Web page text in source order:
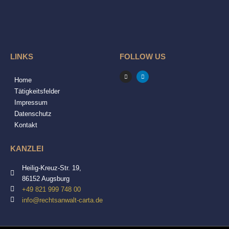
LINKS
Home
Tätigkeitsfelder
Impressum
Datenschutz
Kontakt
FOLLOW US
I
n
s
L
i
n
KANZLEI
Heilig-Kreuz-Str. 19,
86152 Augsburg
+49 821 999 748 00
info@rechtsanwalt-carta.de